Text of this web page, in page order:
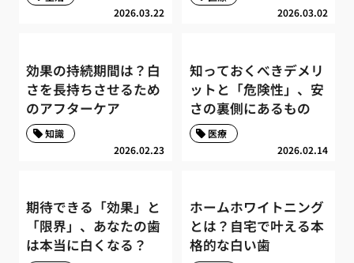
2026.03.22 2026.03.02
効果の持続期間は？白
さを長持ちさせるため
のアフターケア
2026.02.23
知識
知っておくべきデメリ
ットと「危険性」、安
さの裏側にあるもの
2026.02.14
医療
期待できる「効果」と
「限界」、あなたの歯
は本当に白くなる？
ホームホワイトニング
とは？自宅で叶える本
格的な白い歯